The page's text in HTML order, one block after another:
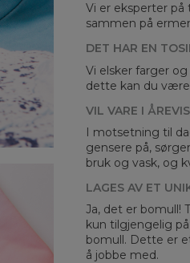
Vi er eksperter
sammen på
DET HAR EN
Vi elsker farger
dette kan du være
VIL VARE I ÅREVIS
I motsetning til
gensere på,
bruk og vask, og
LAGES AV ET
Ja, det er bomull!
kun tilgjengelig
bomull. Dette er
å jobbe med.